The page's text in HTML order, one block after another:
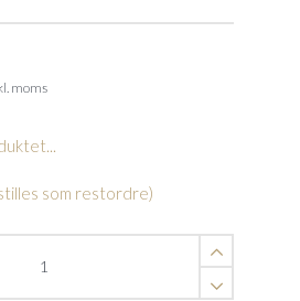
moms
som restordre)